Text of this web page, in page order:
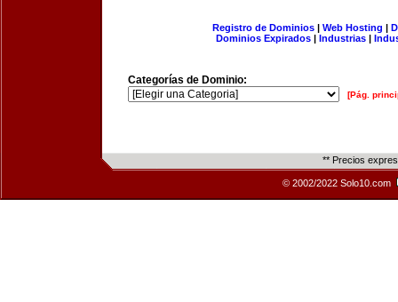
Registro de Dominios| Web Hosting |
Dominios Expirados | Industrias |
Categorías de Dominio:
[Pág.
** Precios
© 2002/2022 Solo10.com